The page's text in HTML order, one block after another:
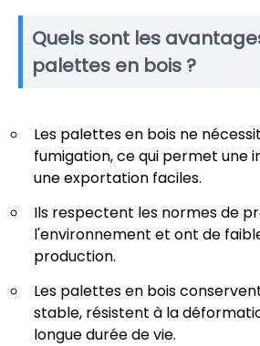
Quels sont les
palettes en bois ?
Les palettes en bois ne
fumigation, ce qui permet une
une exportation faciles.
Ils respectent les normes de
l'environnement et ont de
production.
Les palettes en bois
stable, résistent à la
longue durée de vie.